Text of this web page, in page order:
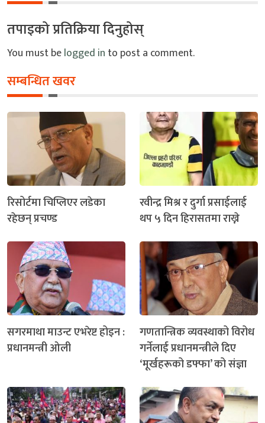
तपाइको प्रतिक्रिया दिनुहोस्
You must belogged in to post a comment.
सम्बन्धित खवर
रिसोर्टमा चिप्लिएर लडेका
रहेछन् प्रचण्ड
रवीन्द्र मिश्र र दुर्गा प्रसाईलाई
थप ५ दिन हिरासतमा राख्ने
सगरमाथा माउन्ट एभरेष्ट होइन :
प्रधानमन्त्री ओली
गणतान्त्रिक व्यवस्थाको विरोध
गर्नेलाई प्रधानमन्त्रीले दिए
‘मूर्खहरूको डफ्फा’ को संज्ञा